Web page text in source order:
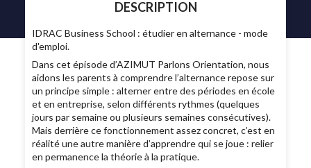
DESCRIPTION
IDRAC Business School : étudier en alternance - mode
d'emploi.
Dans cet épisode d’AZIMUT Parlons Orientation, nous
aidons les parents à comprendre l’alternance repose sur
un principe simple : alterner entre des périodes en école
et en entreprise, selon différents rythmes (quelques
jours par semaine ou plusieurs semaines consécutives).
Mais derrière ce fonctionnement assez concret, c’est en
réalité une autre manière d’apprendre qui se joue : relier
en permanence la théorie à la pratique.